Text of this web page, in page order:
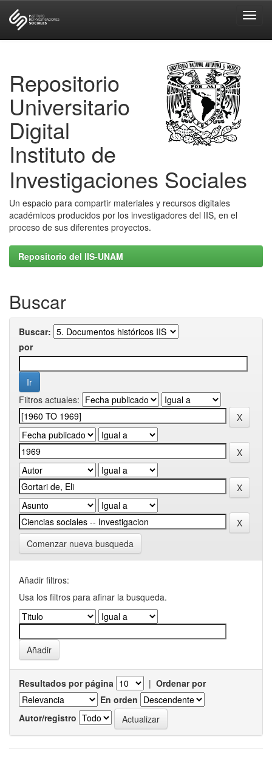
Repositorio
Universitario
Digital
Instituto de
Investigaciones Sociales
Un espacio para compartir materiales y recursos digitales
académicos producidos por los investigadores del IIS, en el
proceso de sus diferentes proyectos.
Repositorio del IIS-UNAM
Buscar
Buscar:
por
Filtros actuales:
Comenzar nueva busqueda
Añadir filtros:
Usa los filtros para afinar la busqueda.
Resultados por página | Ordenar por
En orden
Autor/registro